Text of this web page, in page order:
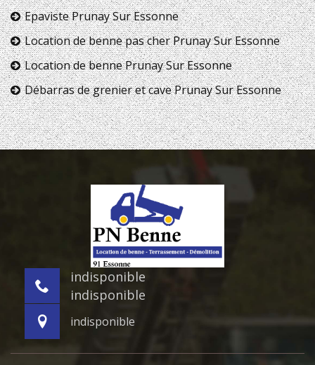
Epaviste Prunay Sur Essonne
Location de benne pas cher Prunay Sur Essonne
Location de benne Prunay Sur Essonne
Débarras de grenier et cave Prunay Sur Essonne
indisponible
indisponible
indisponible